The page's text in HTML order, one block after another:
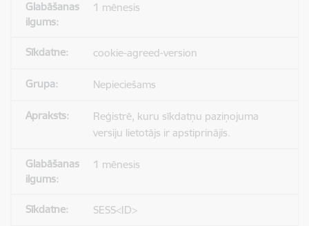
1 mēnesis
cookie-agreed-version
Nepieciešams
Reģistrē, kuru sīkdatņu paziņojuma
versiju lietotājs ir apstiprinājis.
1 mēnesis
SESS<ID>